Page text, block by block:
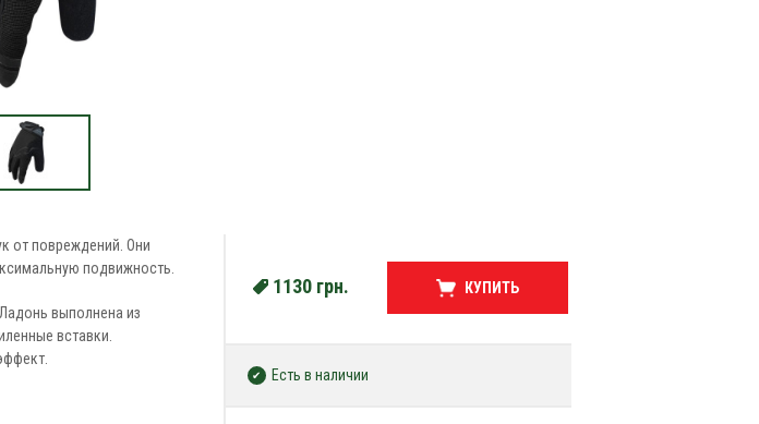
от повреждений. Они
подвижность.
выполнена из
вставки.
1130 грн. КУПИТЬ
Есть в наличии